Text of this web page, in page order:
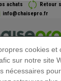
achats
Retour
info@chaisepro.fr
cookies et
sur notre site
nécessaires